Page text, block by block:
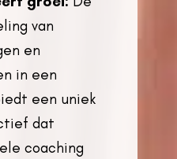
van
en
in een
een uniek
dat
coaching